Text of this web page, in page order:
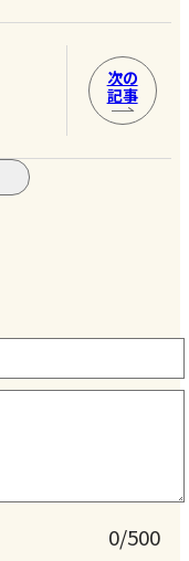
次の
記事
0/500